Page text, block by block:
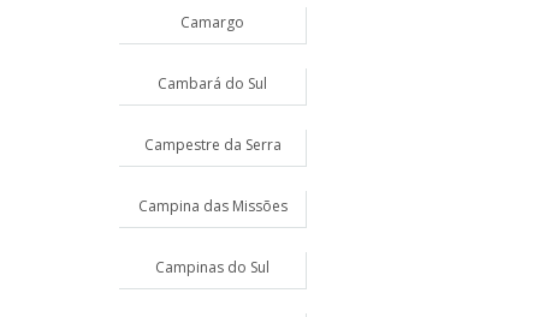
Camargo
Cambará do Sul
Campestre da Serra
Campina das Missões
Campinas do Sul